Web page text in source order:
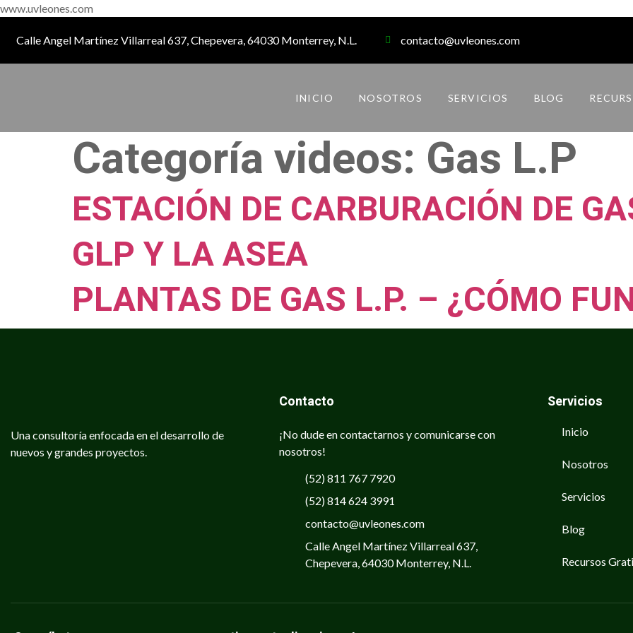
www.uvleones.com
Calle Angel Martínez Villarreal 637, Chepevera, 64030 Monterrey, N.L. contacto@uvleones.com
INICIO NOSOTROS SERVICIOS BLOG
Categoría videos: Gas L.P
ESTACIÓN DE CARBURACIÓN DE
GLP Y LA ASEA
PLANTAS DE GAS L.P. – ¿CÓMO
Una consultoría enfocada en el desarrollo de
nuevos y grandes proyectos.
Contacto
¡No dude en contactarnos y comunicarse con
nosotros!
(52) 811 767 7920
(52) 814 624 3991
contacto@uvleones.com
Calle Angel Martínez Villarreal 637,
Chepevera, 64030 Monterrey, N.L.
Servicios
Inicio
Nosotros
Servicios
Blog
Recursos